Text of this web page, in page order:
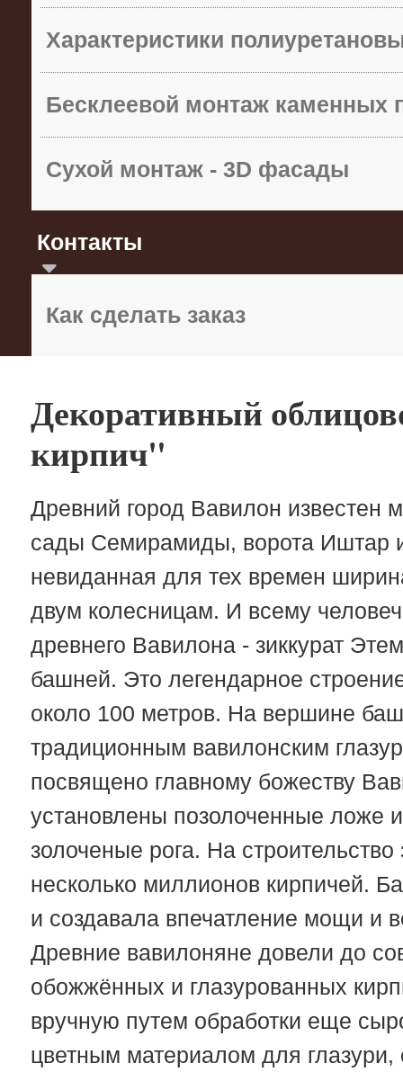
Характеристики
Бесклеевой монтаж каменных
Сухой монтаж - 3D фасады
Контакты
Как сделать заказ
Декоративный
кирпич"
Древний город Вавилон известен
сады Семирамиды, ворота Иштар
невиданная для тех времен
двум колесницам. И всему
древнего Вавилона - зиккурат
башней. Это легендарное
около 100 метров. На вершине
традиционным вавилонским
посвящено главному божеству
установлены позолоченные ложе
золоченые рога. На
несколько миллионов кирпичей.
и создавала впечатление мощи и
Древние вавилоняне довели до
обожжённых и глазурованных
вручную путем обработки еще
цветным материалом для